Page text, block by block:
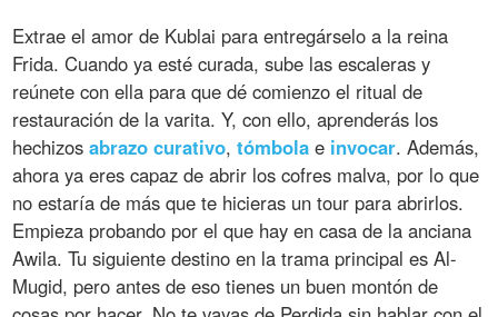
Extrae el amor de Kublai para entregárselo a la reina
Frida. Cuando ya esté curada, sube las escaleras y
reúnete con ella para que dé comienzo el ritual de
restauración de la varita. Y, con ello, aprenderás los
hechizosabrazo curativo,tómbola e invocar. Además,
ahora ya eres capaz de abrir los cofres malva, por lo que
no estaría de más que te hicieras un tour para abrirlos.
Empieza probando por el que hay en casa de la anciana
Awila. Tu siguiente destino en la trama principal es Al-
Mugid, pero antes de eso tienes un buen montón de